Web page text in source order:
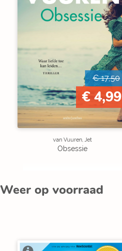
€ 17,50
€ 4,99
van Vuuren, Jet
Obsessie
Weer op voorraad